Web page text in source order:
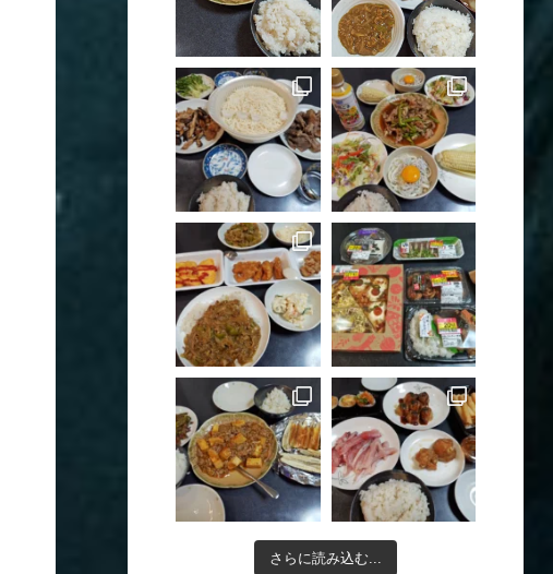
さらに読み込む...